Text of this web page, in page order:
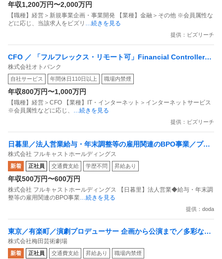
年収1,200万円〜2,000万円
【職種】経営＞新規事業企画・事業開発 【業種】金融＞その他 ※会員属性な
どに応じ、当該求人をビズリ …続きを見る
提供：ビズリーチ
CFO ／ 「フルフレックス・リモート可」Financial Controller
（財務・会計統括責任者）／IPOを牽引する財務・会計統括責任者
株式会社オトバンク
自社サービス 年間休日110日以上 職場内禁煙
年収800万円〜1,000万円
【職種】経営＞CFO 【業種】IT・インターネット＞インターネットサービス
※会員属性などに応じ、 …続きを見る
提供：ビズリーチ
日暮里／法人営業給与・年末調整等の雇用関連のBPO事業／プラ
イム上場／年休122日／リモート可
株式会社 フルキャストホールディングス
新着 正社員 交通費支給 学歴不問 昇給あり
年収500万円〜600万円
株式会社 フルキャストホールディングス 【日暮里】法人営業◆給与・年末調
整等の雇用関連のBPO事業…続きを見る
提供：doda
東京／有楽町／演劇プロデューサー 企画から公演まで／多彩な自
主制作公演に携われる／阪急阪神GP
株式会社梅田芸術劇場
新着 正社員 交通費支給 昇給あり 職場内禁煙